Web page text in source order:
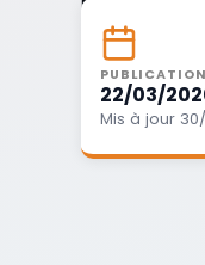
PUBLICATION
22/03/
Mis à jour